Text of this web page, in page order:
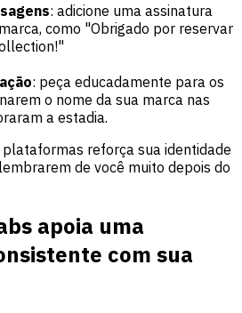
: adicione uma assinatura
como "Obrigado por reservar
: peça educadamente para os
o nome da sua marca nas
a estadia.
reforça sua identidade
de você muito depois do
apoia uma
com sua